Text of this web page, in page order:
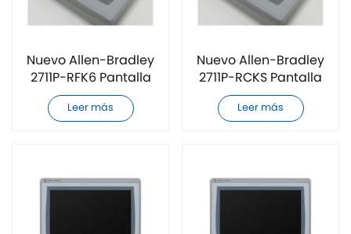
Nuevo Allen-Bradley
2711P-RFK6 Pantalla
táctil
Leer más
Nuevo Allen-Bradley
2711P-RCKS Pantalla
táctil
Leer más